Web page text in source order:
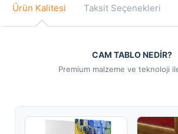
Ürün Kalitesi Taksit Seçenekleri
CAM TABLO NEDİR?
Premium malzeme ve teknoloji